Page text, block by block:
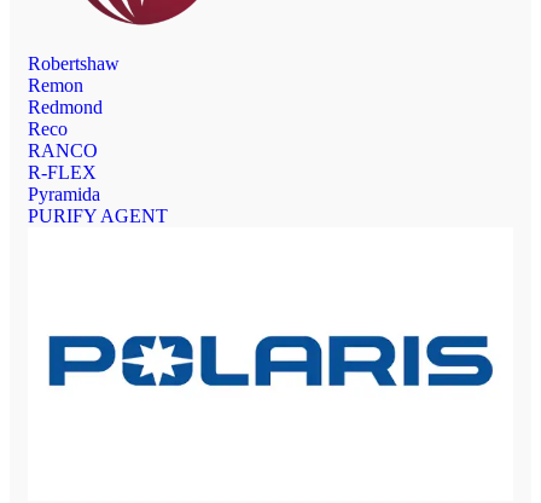
Robertshaw
Remon
Redmond
Reco
RANCO
R-FLEX
Pyramida
PURIFY AGENT